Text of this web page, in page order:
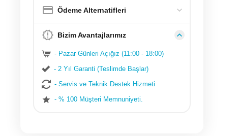
Ödeme Alternatifleri
Bizim Avantajlarımız
- Pazar Günleri Açığız (11:00 - 18:00)
- 2 Yıl Garanti (Teslimde Başlar)
- Servis ve Teknik Destek Hizmeti
- % 100 Müşteri Memnuniyeti.